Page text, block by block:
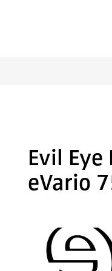
Evil Eye
eVario